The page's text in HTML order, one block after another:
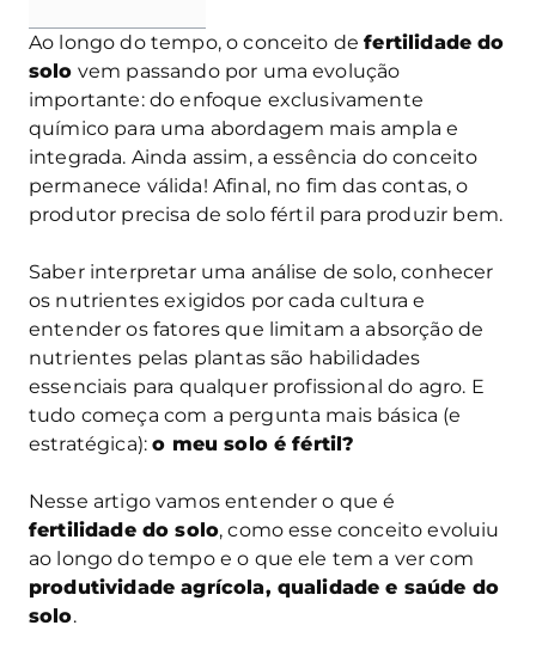
Ao longo do tempo, o conceito defertilidade do
solo vem passando por uma evolução
importante: do enfoque exclusivamente
químico para uma abordagem mais ampla e
integrada. Ainda assim, a essência do conceito
permanece válida! Afinal, no fim das contas, o
produtor precisa de solo fértil para produzir bem.
Saber interpretar uma análise de solo, conhecer
os nutrientes exigidos por cada cultura e
entender os fatores que limitam a absorção de
nutrientes pelas plantas são habilidades
essenciais para qualquer profissional do agro. E
tudo começa com a pergunta mais básica (e
estratégica):o meu solo é fértil?
Nesse artigo vamos entender o que é
fertilidade do solo, como esse conceito evoluiu
ao longo do tempo e o que ele tem a ver com
produtividade agrícola, qualidade e saúde do
solo.